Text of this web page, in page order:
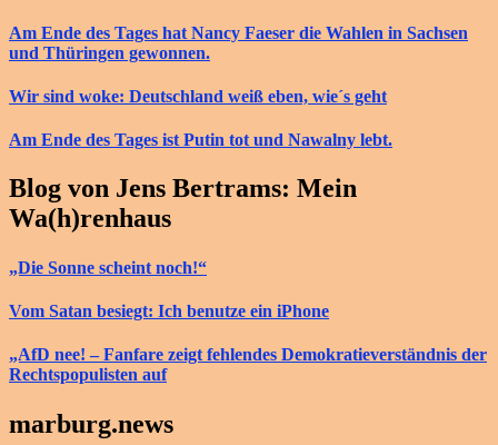
Am Ende des Tages hat Nancy Faeser die Wahlen in Sachsen
und Thüringen gewonnen.
Wir sind woke: Deutschland weiß eben, wie´s geht
Am Ende des Tages ist Putin tot und Nawalny lebt.
Blog von Jens Bertrams: Mein
Wa(h)renhaus
„Die Sonne scheint noch!“
Vom Satan besiegt: Ich benutze ein iPhone
„AfD nee! – Fanfare zeigt fehlendes Demokratieverständnis der
Rechtspopulisten auf
marburg.news